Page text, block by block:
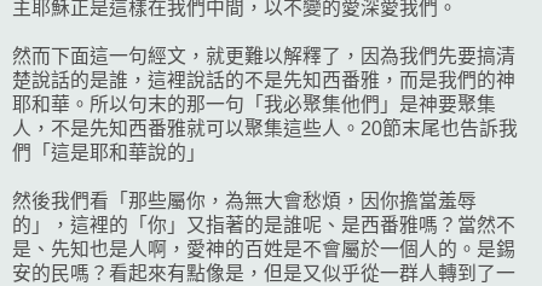
主耶穌正是這樣在我們中間，以不變的愛深愛我們。
然而下面這一句經文，就更難以解釋了，因為我們先要搞清
楚說話的是誰，這裡說話的不是先知西番雅，而是我們的神
耶和華。所以句末的那一句「我必聚集他們」是神要聚集
人，不是先知西番雅就可以聚集這些人。20節末尾也告訴我
們「這是耶和華說的」
然後我們看「那些屬你，為無大會愁煩，因你擔當羞辱
的」，這裡的「你」又指著的是誰呢、是西番雅嗎？當然不
是、先知也是人啊，愛神的百姓是不會屬於一個人的。是錫
安的民嗎？看起來有點像是，但是又似乎從一群人轉到了一